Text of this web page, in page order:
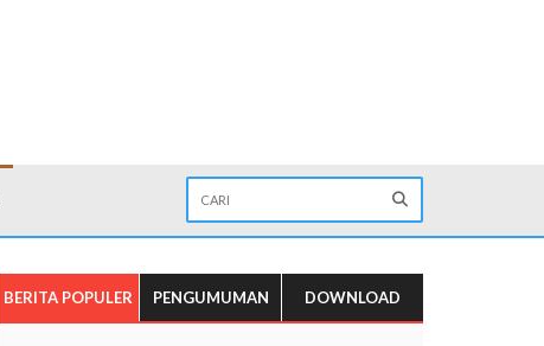
BERITA POPULER PENGUMUMAN DOWNLOAD